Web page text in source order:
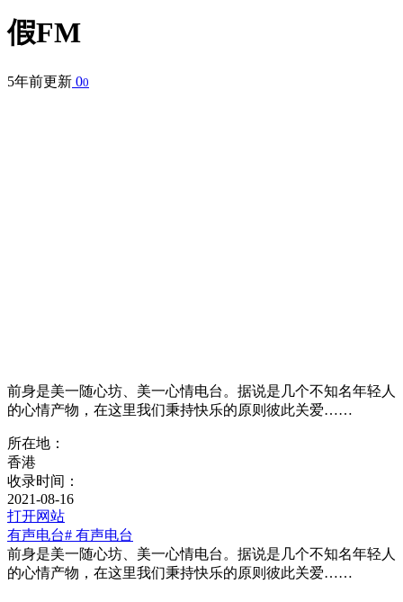
假FM
5年前更新 00
前身是美一随心坊、美一心情电台。据说是几个不知名年轻人
的心情产物，在这里我们秉持快乐的原则彼此关爱……
所在地：
香港
收录时间：
2021-08-16
打开网站
有声电台# 有声电台
前身是美一随心坊、美一心情电台。据说是几个不知名年轻人
的心情产物，在这里我们秉持快乐的原则彼此关爱……